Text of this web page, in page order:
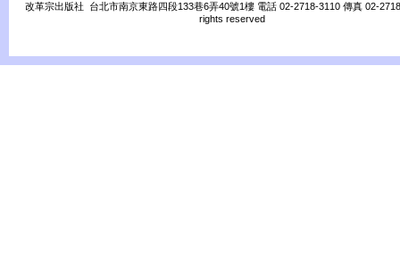
改革宗出版社 台北市南京東路四段133巷6弄40號1樓 電話 02-2718-3110 傳真 02-
rights reserved